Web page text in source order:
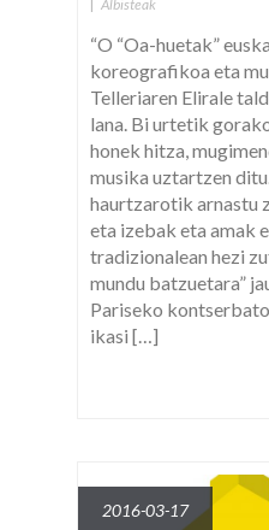
| Albisteak
“O “Oa-huetak”
koreografikoa eta
Telleriaren Elirale
lana. Bi urtetik
honek hitza,
musika uztartzen
haurtzarotik arnastu
eta izebak eta amak
tradizionalean hezi
mundu batzuetara”
Pariseko
ikasi […]
2016-03-17